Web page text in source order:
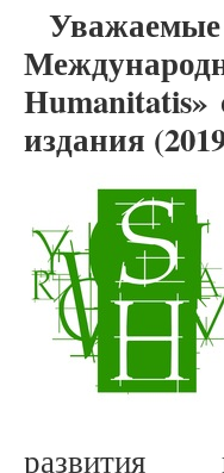
издания
развития